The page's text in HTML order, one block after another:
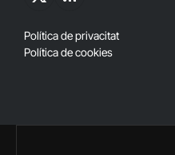
X
RSS
Política de privacitat
Política de cookies